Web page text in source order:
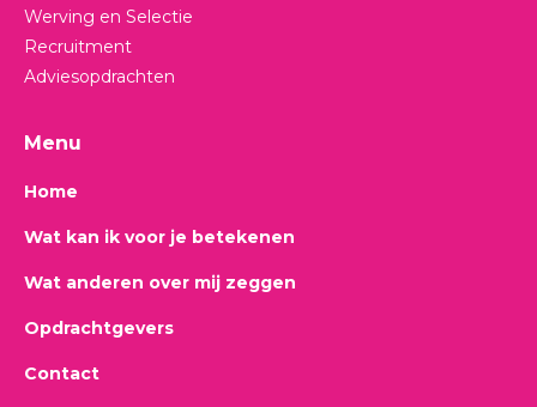
Werving en Selectie
Recruitment
Adviesopdrachten
Menu
Home
Wat kan ik voor je betekenen
Wat anderen over mij zeggen
Opdrachtgevers
Contact